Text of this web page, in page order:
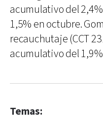
acumulativo del
1,5% en octubre.
recauchutaje (CCT
acumulativo del
Temas: